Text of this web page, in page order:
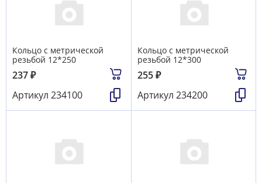
Кольцо с метрической
резьбой 12*250
237₽
Артикул 234100
Кольцо с метрической
резьбой 12*300
255₽
Артикул 234200